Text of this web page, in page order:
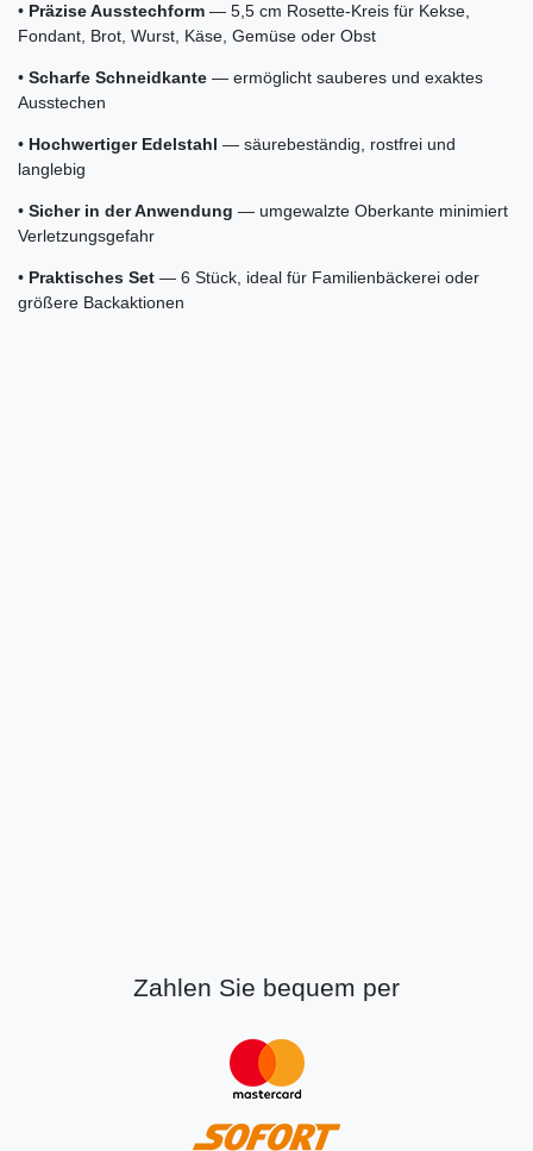
• Präzise Ausstechform — 5,5 cm Rosette-Kreis für Kekse,
Fondant, Brot, Wurst, Käse, Gemüse oder Obst
• Scharfe Schneidkante — ermöglicht sauberes und exaktes
Ausstechen
• Hochwertiger Edelstahl — säurebeständig, rostfrei und
langlebig
• Sicher in der Anwendung — umgewalzte Oberkante minimiert
Verletzungsgefahr
• Praktisches Set — 6 Stück, ideal für Familienbäckerei oder
größere Backaktionen
Zahlen Sie bequem per